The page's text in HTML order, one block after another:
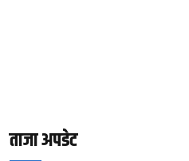
ताजा अपडेट